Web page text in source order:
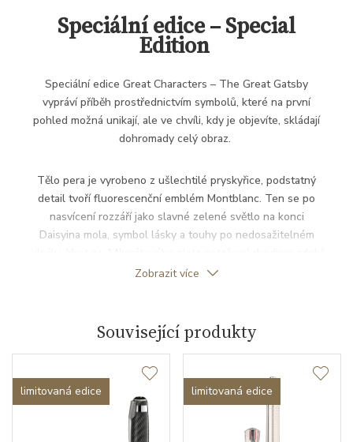
Speciální edice – Special
Edition
Speciální edice Great Characters – The Great Gatsby
vypráví příběh prostřednictvím symbolů, které na první
pohled možná unikají, ale ve chvíli, kdy je objevíte, skládají
dohromady celý obraz.
Tělo pera je vyrobeno z ušlechtilé pryskyřice, podstatný
detail tvoří fluorescenční emblém Montblanc. Ten se po
nasvícení rozzáří jako slavné zelené světlo na konci
Daisyina mola, symbol lásky a touhy po nedosažitelném
čelní pohled na Gatsbyho Rolls-Royce jakožto symbol
Zobrazit více
Související produkty
limitovaná edice limitovaná edice